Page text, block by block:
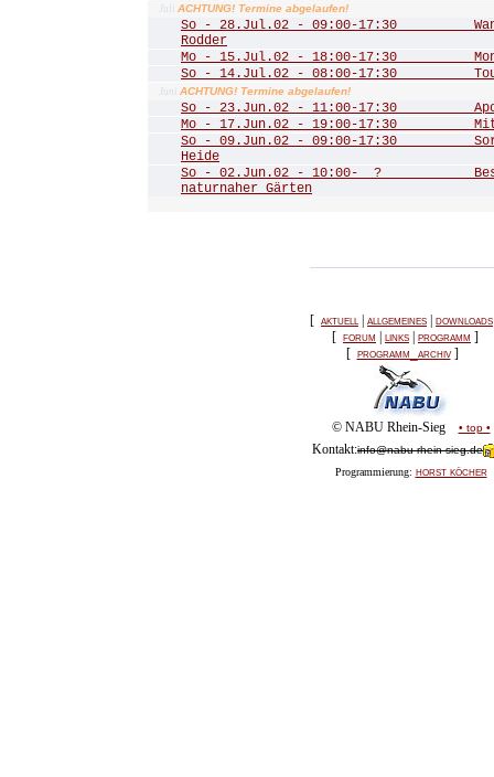
Juli ACHTUNG! Termine abgelaufen!
So - 28.Jul.02 - 09:00-17:30
Rodder
Mo - 15.Jul.02 - 18:00-17:30
So - 14.Jul.02 - 08:00-17:30 Tour
Juni ACHTUNG! Termine abgelaufen!
So - 23.Jun.02 - 11:00-17:30
Mo - 17.Jun.02 - 19:00-17:30
So - 09.Jun.02 - 09:00-17:30
Heide
So - 02.Jun.02 - 10:00- ?
naturnaher Gärten
[ aktuell| allgemeines downloads
[ forum links programm ]
[ programm_archiv ]
© NABU Rhein-Sieg • top •
Kontakt:info@nabu-rhein-sieg.de
Programmierung: horst köcher